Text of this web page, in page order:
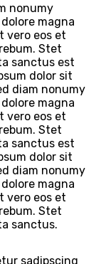
nonumy
magna
vero eos et
Stet
sanctus est
dolor sit
diam nonumy
magna
vero eos et
Stet
sanctus est
dolor sit
diam nonumy
magna
vero eos et
Stet
sanctus.
sadipscing